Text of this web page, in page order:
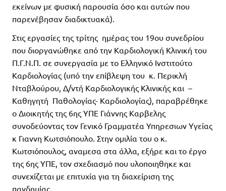
εκείνων με φυσική παρουσία όσο και αυτών που
παρενέβησαν διαδικτυακά).
Στις εργασίες της τρίτης ημέρας του 19ου συνεδρίου
που διοργανώθηκε από την Καρδιολογική Κλινική του
Π.Γ.Ν.Π. σε συνεργασία με το Ελληνικό Ινστιτούτο
Καρδιολογίας (υπό την επίβλεψη του κ. Περικλή
Νταβλούρου, Δ/ντή Καρδιολογικής Κλινικής και –
Καθηγητή Παθολογίας- Καρδιολογίας), παραβρέθηκε
ο Διοικητής της 6ης ΥΠΕ Γιάννης Καρβελης
συνοδεύοντας τον Γενικό Γραμματέα Υπηρεσιων Υγείας
κ Γιαννη Κωτσιόπουλο. Στην ομιλία του ο κ.
Κωτσιόπουλος, αναμεσα στα άλλα, εξήρε και το έργο
της 6ης ΥΠΕ, τον σχεδιασμό που υλοποιηθηκε και
συνεχίζεται με επιτυχία για τη διαχείριση της
πανδημίας.